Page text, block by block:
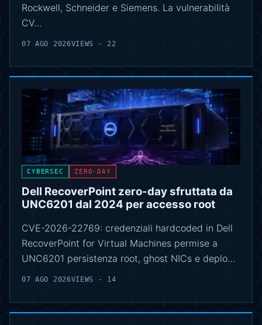
Rockwell, Schneider e Siemens. La vulnerabilità
CV…
07 AGO 2026VIEWS - 22
CYBERSEC ZERO-DAY
Dell RecoverPoint zero-day sfruttata da
UNC6201 dal 2024 per accesso root
CVE-2026-22769: credenziali hardcoded in Dell
RecoverPoint for Virtual Machines permise a
UNC6201 persistenza root, ghost NICs e deplo…
07 AGO 2026VIEWS - 14